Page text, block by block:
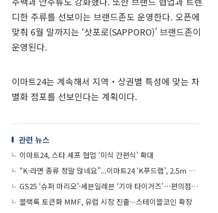
디한 주류를 선보이는 브랜드존도 운영한다. 오픈에
맞춰 6월 말까지는 ‘삿포로(SAPPORO)’ 브랜드존이
운영된다.
이마트24는 계속해서 지역‧상권별 특성에 맞는 차
별화 점포를 선보인다는 계획이다.
관련 뉴스
이마트24, 스타 셰프 협업 ‘미식 간편식’ 확대
“K-라면 종류 정말 많네요”...이마트24 ‘K푸드랩’, 2.5m 라면 벽·K굿즈로 외국인 홀려
GS25 ‘슈퍼 마리오’·세븐일레븐 ‘기아 타이거즈’⋯편의점 대형 IP 컬래버 바람
블랙록 토큰화 MMF, 유럽 시장 진출∙∙∙스테이블코인 확장